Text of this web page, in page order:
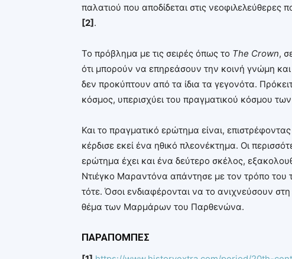
παλατιού που αποδίδεται στις
[2] .
Το πρόβλημα με τις σειρές όπως το The Crown,
ότι μπορούν να επηρεάσουν την κοινή γνώμη
δεν προκύπτουν από τα ίδια τα γεγονότα.
κόσμος, υπερισχύει του πραγματικού κόσμου
Και το πραγματικό ερώτημα είναι,
κέρδισε εκεί ένα ηθικό πλεονέκτημα. Οι
ερώτημα έχει και ένα δεύτερο σκέλος,
Ντιέγκο Μαραντόνα απάντησε με τον τρόπο
τότε. Όσοι ενδιαφέρονται να το ανιχνεύσουν
θέμα των Μαρμάρων του Παρθενώνα.
ΠΑΡΑΠΟΜΠΕΣ